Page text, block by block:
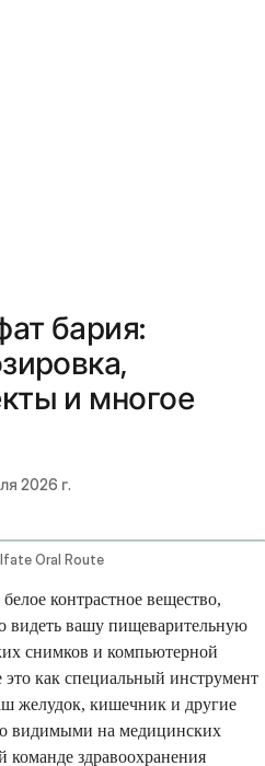
бария:
и многое
2026 г.
Oral Route
контрастное вещество,
видеть вашу пищеварительную
снимков и компьютерной
это как специальный инструмент
желудок, кишечник и другие
видимыми на медицинских
команде здравоохранения